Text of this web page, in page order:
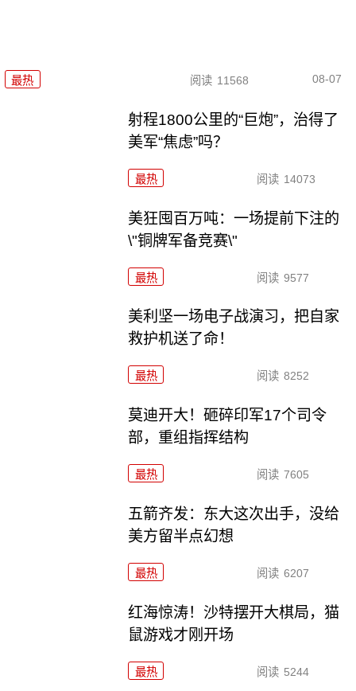
最热 阅读 11568 08-07
射程1800公里的“巨炮”，治得了
美军“焦虑”吗？
最热 阅读 14073
美狂囤百万吨：一场提前下注的
\"铜牌军备竞赛\"
最热 阅读 9577
美利坚一场电子战演习，把自家
救护机送了命！
最热 阅读 8252
莫迪开大！砸碎印军17个司令
部，重组指挥结构
最热 阅读 7605
五箭齐发：东大这次出手，没给
美方留半点幻想
最热 阅读 6207
红海惊涛！沙特摆开大棋局，猫
鼠游戏才刚开场
最热 阅读 5244